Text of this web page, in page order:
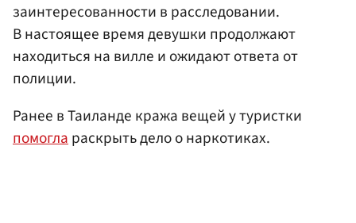
заинтересованности в расследовании.
В настоящее время девушки продолжают
находиться на вилле и ожидают ответа от
полиции.
Ранее в Таиланде кража вещей у туристки
помоглараскрыть дело о наркотиках.